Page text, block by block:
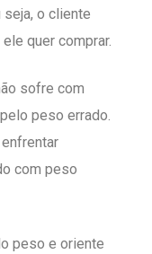
seja, o cliente
quer comprar.
sofre com
peso errado.
com peso
peso e oriente